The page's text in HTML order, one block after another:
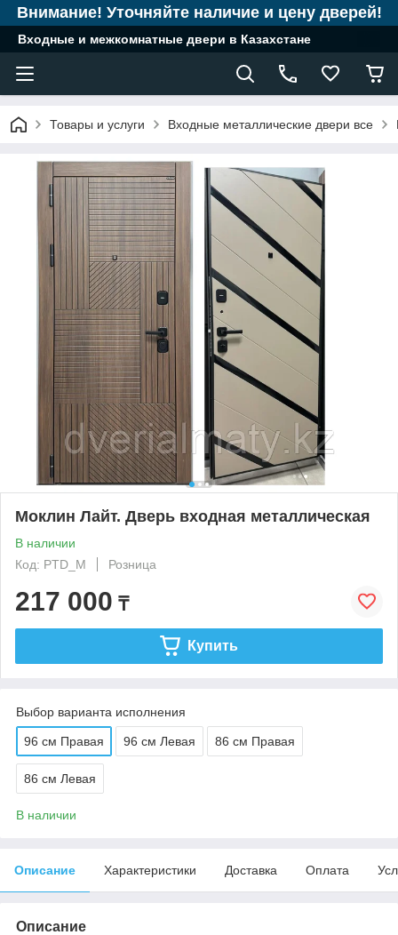
Внимание! Уточняйте наличие и цену дверей!
Входные и межкомнатные двери в Казахстане
Товары и услуги Входные металлические двери все
Моклин Лайт. Дверь входная металлическая
В наличии
Код: PTD_M
Розница
217 000 ₸
Купить
Выбор варианта исполнения
96 см Правая 96 см Левая 86 см Правая
86 см Левая
В наличии
Описание Характеристики Доставка Оплата
Описание